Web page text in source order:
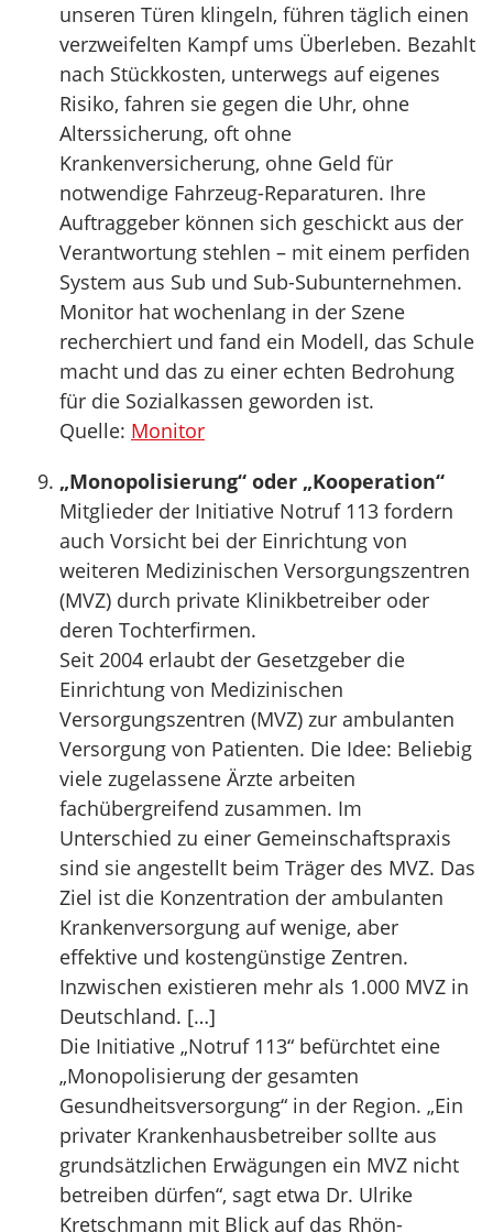
unseren Türen klingeln, führen täglich einen
verzweifelten Kampf ums Überleben. Bezahlt
nach Stückkosten, unterwegs auf eigenes
Risiko, fahren sie gegen die Uhr, ohne
Alterssicherung, oft ohne
Krankenversicherung, ohne Geld für
notwendige Fahrzeug-Reparaturen. Ihre
Auftraggeber können sich geschickt aus der
Verantwortung stehlen – mit einem perfiden
System aus Sub und Sub-Subunternehmen.
Monitor hat wochenlang in der Szene
recherchiert und fand ein Modell, das Schule
macht und das zu einer echten Bedrohung
für die Sozialkassen geworden ist.
Quelle: Monitor
„Monopolisierung“ oder „Kooperation“
Mitglieder der Initiative Notruf 113 fordern
auch Vorsicht bei der Einrichtung von
weiteren Medizinischen Versorgungszentren
(MVZ) durch private Klinikbetreiber oder
deren Tochterfirmen.
Seit 2004 erlaubt der Gesetzgeber die
Einrichtung von Medizinischen
Versorgungszentren (MVZ) zur ambulanten
Versorgung von Patienten. Die Idee: Beliebig
viele zugelassene Ärzte arbeiten
fachübergreifend zusammen. Im
Unterschied zu einer Gemeinschaftspraxis
sind sie angestellt beim Träger des MVZ. Das
Ziel ist die Konzentration der ambulanten
Krankenversorgung auf wenige, aber
effektive und kostengünstige Zentren.
Inzwischen existieren mehr als 1.000 MVZ in
Deutschland. […]
Die Initiative „Notruf 113“ befürchtet eine
„Monopolisierung der gesamten
Gesundheitsversorgung“ in der Region. „Ein
privater Krankenhausbetreiber sollte aus
grundsätzlichen Erwägungen ein MVZ nicht
betreiben dürfen“, sagt etwa Dr. Ulrike
Kretschmann mit Blick auf das Rhön-